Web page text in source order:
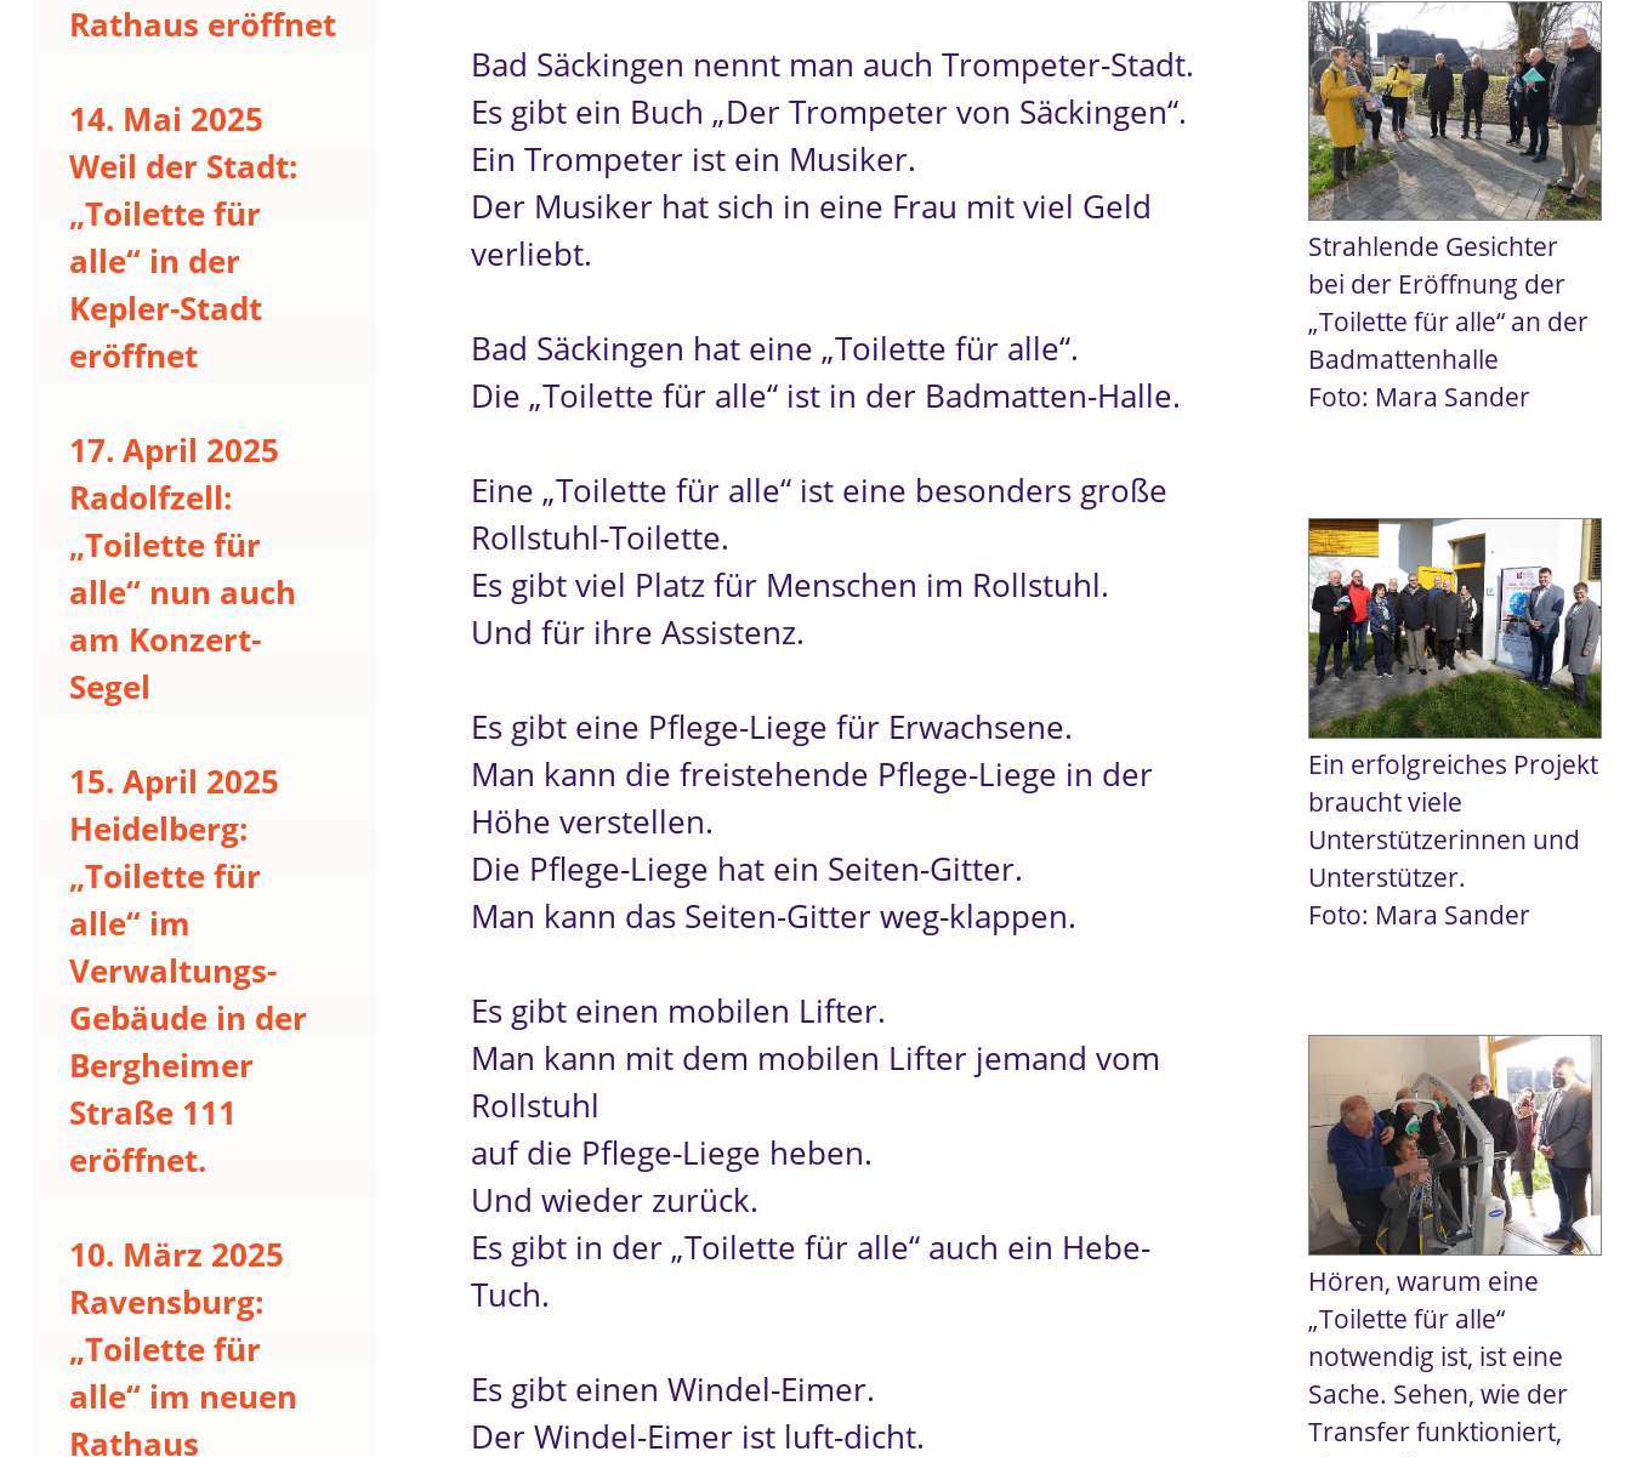
Rathaus eröffnet
14. Mai 2025
Weil der Stadt:
„Toilette für
alle“ in der
Kepler-Stadt
eröffnet
17. April 2025
Radolfzell:
„Toilette für
alle“ nun auch
am Konzert-
Segel
15. April 2025
Heidelberg:
„Toilette für
alle“ im
Verwaltungs-
Gebäude in der
Bergheimer
Straße 111
eröffnet.
10. März 2025
Ravensburg:
„Toilette für
alle“ im neuen
Rathaus
Bad Säckingen nennt man auch Trompeter-Stadt.
Es gibt ein Buch „Der Trompeter von Säckingen“.
Ein Trompeter ist ein Musiker.
Der Musiker hat sich in eine Frau mit viel Geld
verliebt.
Bad Säckingen hat eine „Toilette für alle“.
Die „Toilette für alle“ ist in der Badmatten-Halle.
Eine „Toilette für alle“ ist eine besonders große
Rollstuhl-Toilette.
Es gibt viel Platz für Menschen im Rollstuhl.
Und für ihre Assistenz.
Es gibt eine Pflege-Liege für Erwachsene.
Man kann die freistehende Pflege-Liege in der
Höhe verstellen.
Die Pflege-Liege hat ein Seiten-Gitter.
Man kann das Seiten-Gitter weg-klappen.
Es gibt einen mobilen Lifter.
Man kann mit dem mobilen Lifter jemand vom
Rollstuhl
auf die Pflege-Liege heben.
Und wieder zurück.
Es gibt in der „Toilette für alle“ auch ein Hebe-
Tuch.
Es gibt einen Windel-Eimer.
Der Windel-Eimer ist luft-dicht.
Strahlende Gesichter
bei der Eröffnung der
„Toilette für alle“ an der
Badmattenhalle
Foto: Mara Sander
Ein erfolgreiches Projekt
braucht viele
Unterstützerinnen und
Unterstützer.
Foto: Mara Sander
Hören, warum eine
„Toilette für alle“
notwendig ist, ist eine
Sache. Sehen, wie der
Transfer funktioniert,